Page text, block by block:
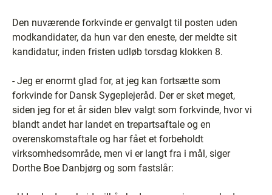
Den nuværende forkvinde er genvalgt til posten uden
modkandidater, da hun var den eneste, der meldte sit
kandidatur, inden fristen udløb torsdag klokken 8.
- Jeg er enormt glad for, at jeg kan fortsætte som
forkvinde for Dansk Sygeplejeråd. Der er sket meget,
siden jeg for et år siden blev valgt som forkvinde, hvor vi
blandt andet har landet en trepartsaftale og en
overenskomstaftale og har fået et forbeholdt
virksomhedsområde, men vi er langt fra i mål, siger
Dorthe Boe Danbjørg og som fastslår: